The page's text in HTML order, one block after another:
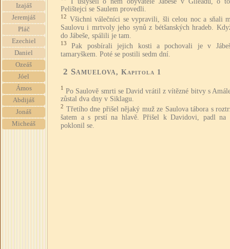
Izajáš
Jeremjáš
Pláč
Ezechiel
Daniel
Ozeáš
Jóel
Ámos
Abdijáš
Jonáš
Micheáš
Pelištejci se Saulem provedli.
12 Všichni válečníci se vypravili, šli celou noc a sňali
Saulovu i mrtvoly jeho synů z bétšanských hradeb.
do Jábeše, spálili je tam.
13
Pak posbírali jejich kosti a pochovali je v
tamaryškem. Poté se postili sedm dní.
2 Samuelova, Kapitola 1
1 Po Saulově smrti se David vrátil z vítězné bitvy s
zůstal dva dny v Siklagu.
2 Třetího dne přišel nějaký muž ze Saulova tábora s
šatem a s prstí na hlavě. Přišel k Davidovi, padl na
poklonil se.